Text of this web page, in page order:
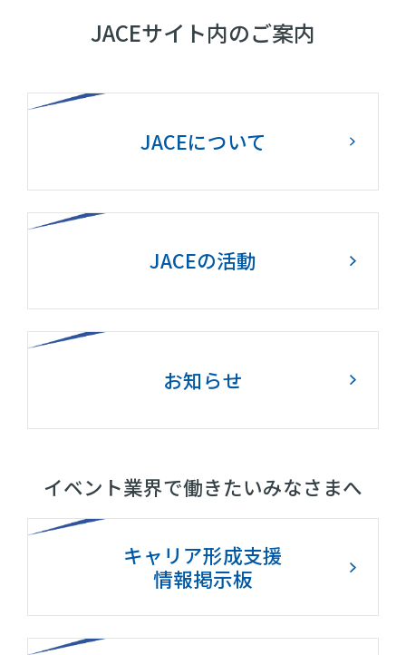
JACEサイト内のご案内
JACEについて
JACEの活動
お知らせ
イベント業界で働きたいみなさまへ
キャリア形成支援
情報掲示板